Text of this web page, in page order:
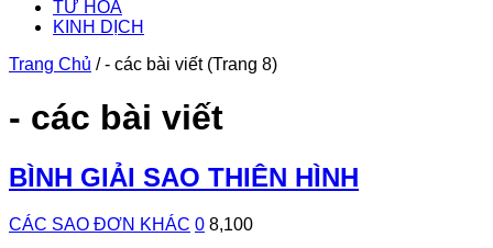
TỨ HOÁ
KINH DỊCH
Trang Chủ / - các bài viết(Trang 8)
- các bài viết
BÌNH GIẢI SAO THIÊN HÌNH
CÁC SAO ĐƠN KHÁC 0 8,100